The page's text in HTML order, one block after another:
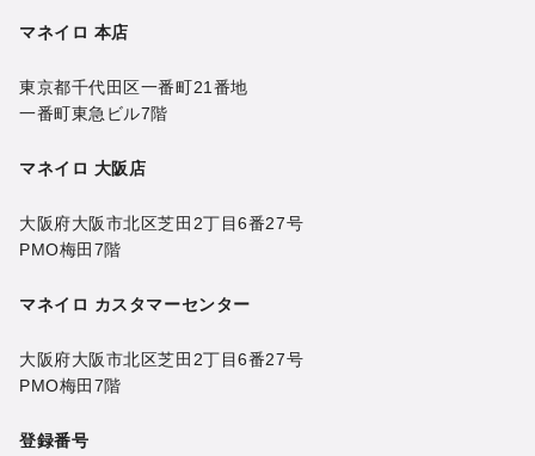
マネイロ 本店
東京都千代田区一番町21番地
一番町東急ビル7階
マネイロ 大阪店
大阪府大阪市北区芝田2丁目6番27号
PMO梅田7階
マネイロ カスタマーセンター
大阪府大阪市北区芝田2丁目6番27号
PMO梅田7階
登録番号